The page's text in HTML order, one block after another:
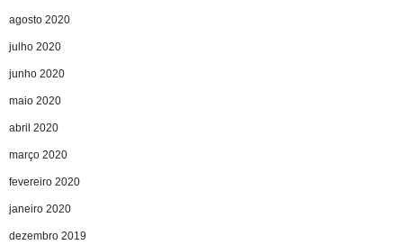
agosto 2020
julho 2020
junho 2020
maio 2020
abril 2020
março 2020
fevereiro 2020
janeiro 2020
dezembro 2019